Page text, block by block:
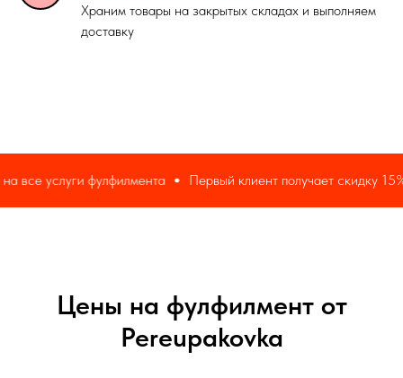
Храним товары на закрытых складах и выполняем
доставку
фулфилмента Первый клиент получает скидку 15% на все
Цены на фулфилмент от
Pereupakovka